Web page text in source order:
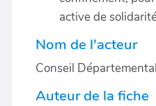
active de
Nom de l'acteur
Conseil
Auteur de la fiche